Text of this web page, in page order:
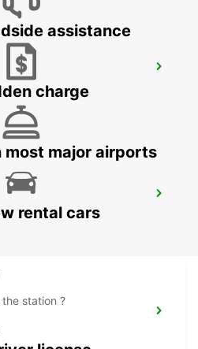
GVA SWISS
assistance
charge
major airports
rental cars
station ?